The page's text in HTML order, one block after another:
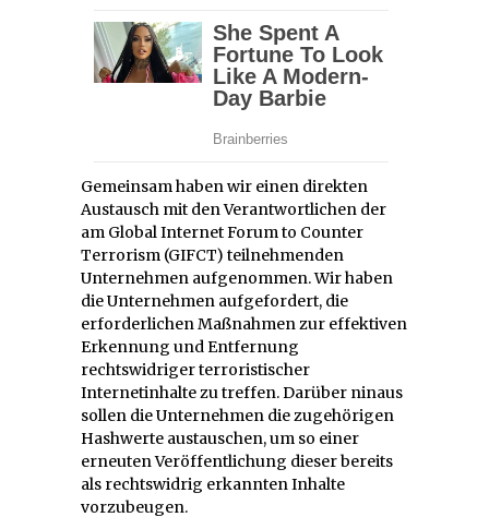
Gemeinsam haben wir einen direkten
Austausch mit den Verantwortlichen der
am Global Internet Forum to Counter
Terrorism (GIFCT) teilnehmenden
Unternehmen aufgenommen. Wir haben
die Unternehmen aufgefordert, die
erforderlichen Maßnahmen zur effektiven
Erkennung und Entfernung
rechtswidriger terroristischer
Internetinhalte zu treffen. Darüber ninaus
sollen die Unternehmen die zugehörigen
Hashwerte austauschen, um so einer
erneuten Veröffentlichung dieser bereits
als rechtswidrig erkannten Inhalte
vorzubeugen.